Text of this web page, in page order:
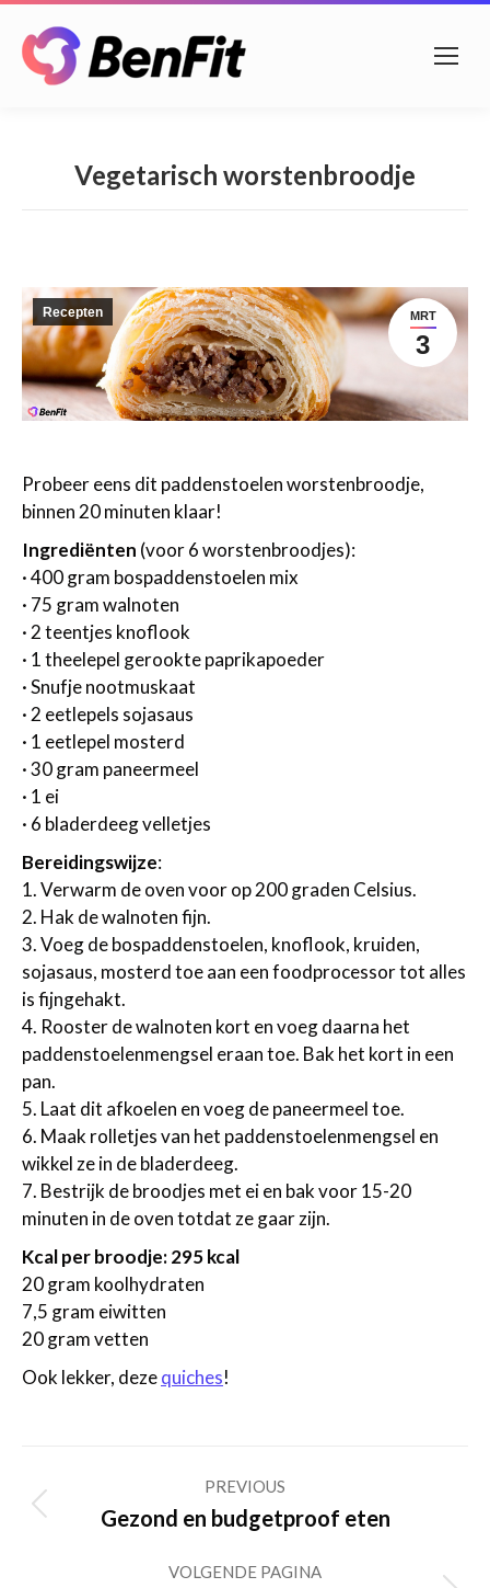
Vegetarisch worstenbroodje
MRT
3
Recepten
Probeer eens dit paddenstoelen worstenbroodje,
binnen 20 minuten klaar!
Ingrediënten (voor 6 worstenbroodjes):
· 400 gram bospaddenstoelen mix
· 75 gram walnoten
· 2 teentjes knoflook
· 1 theelepel gerookte paprikapoeder
· Snufje nootmuskaat
· 2 eetlepels sojasaus
· 1 eetlepel mosterd
· 30 gram paneermeel
· 1 ei
· 6 bladerdeeg velletjes
Bereidingswijze:
1. Verwarm de oven voor op 200 graden Celsius.
2. Hak de walnoten fijn.
3. Voeg de bospaddenstoelen, knoflook, kruiden,
sojasaus, mosterd toe aan een foodprocessor tot alles
is fijngehakt.
4. Rooster de walnoten kort en voeg daarna het
paddenstoelenmengsel eraan toe. Bak het kort in een
pan.
5. Laat dit afkoelen en voeg de paneermeel toe.
6. Maak rolletjes van het paddenstoelenmengsel en
wikkel ze in de bladerdeeg.
7. Bestrijk de broodjes met ei en bak voor 15-20
minuten in de oven totdat ze gaar zijn.
Kcal per broodje: 295 kcal
20 gram koolhydraten
7,5 gram eiwitten
20 gram vetten
Ook lekker, dezequiches!
navigation
PREVIOUS
Previous
Gezond en budgetproof eten
VOLGENDE PAGINA